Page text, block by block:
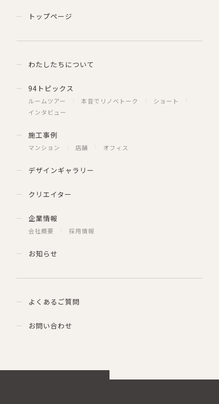
トップページ
わたしたちについて
94トピックス
ルームツアー 本音でリノベトーク
ショート
インタビュー
施工事例
マンション 店舗 オフィス
デザインギャラリー
クリエイター
企業情報
会社概要 採用情報
お知らせ
よくあるご質問
お問い合わせ